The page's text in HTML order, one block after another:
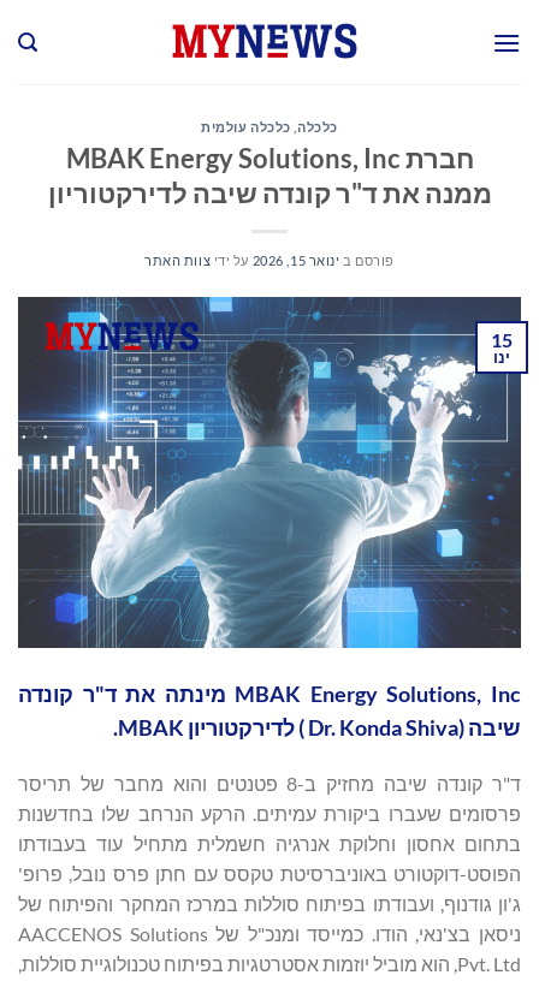
כלכלה, כלכלה עולמית
חברת MBAK Energy Solutions, Inc
ממנה את ד"ר קונדה שיבה לדירקטוריון
פורסם ב ינואר 15, 2026 על ידי צוות האתר
15
ינו
MBAK Energy Solutions, Inc מינתה את ד"ר קונדה
שיבה (Dr. Konda Shiva ) לדירקטוריון MBAK.
ד"ר קונדה שיבה מחזיק ב-8 פטנטים והוא מחבר של תריסר
פרסומים שעברו ביקורת עמיתים. הרקע הנרחב שלו בחדשנות
בתחום אחסון וחלוקת אנרגיה חשמלית מתחיל עוד בעבודתו
הפוסט-דוקטורט באוניברסיטת טקסס עם חתן פרס נובל, פרופ'
ג'ון גודנוף, ועבודתו בפיתוח סוללות במרכז המחקר והפיתוח של
ניסאן בצ'נאי, הודו. כמייסד ומנכ"ל של AACCENOS Solutions
Pvt. Ltd, הוא מוביל יוזמות אסטרטגיות בפיתוח טכנולוגיית סוללות,